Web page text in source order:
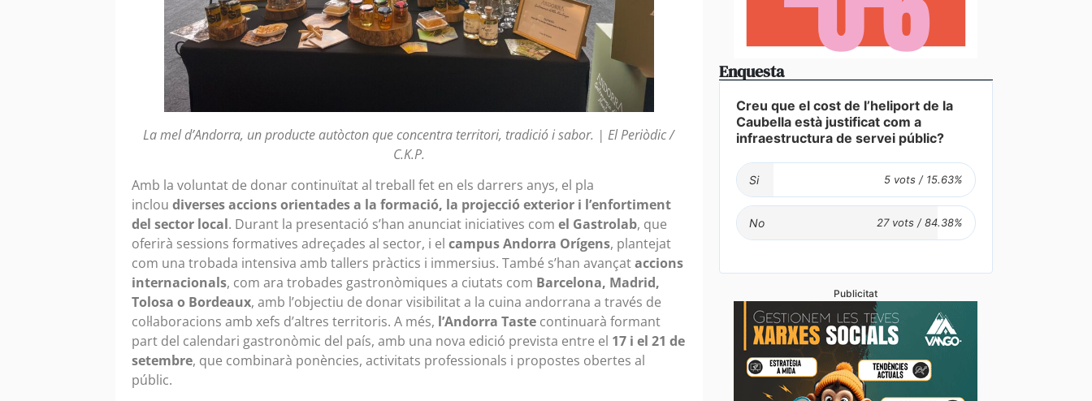
La mel d’Andorra, un producte autòcton que concentra territori, tradició i sabor. | El Periòdic /
C.K.P.
Amb la voluntat de donar continuïtat al treball fet en els darrers anys, el pla
inclou diverses accions orientades a la formació, la projecció exterior i l’enfortiment
del sector local. Durant la presentació s’han anunciat iniciatives com el Gastrolab, que
oferirà sessions formatives adreçades al sector, i el campus Andorra Orígens, plantejat
com una trobada intensiva amb tallers pràctics i immersius. També s’han avançataccions
internacionals, com ara trobades gastronòmiques a ciutats com Barcelona, Madrid,
Tolosa o Bordeaux, amb l’objectiu de donar visibilitat a la cuina andorrana a través de
col·laboracions amb xefs d’altres territoris. A més, l’Andorra Taste continuarà formant
part del calendari gastronòmic del país, amb una nova edició prevista entre el 17 i el 21 de
setembre, que combinarà ponències, activitats professionals i propostes obertes al
públic.
Enquesta
Creu que el cost de l’heliport de la
Caubella està justificat com a
infraestructura de servei públic?
Si
No
Publicitat